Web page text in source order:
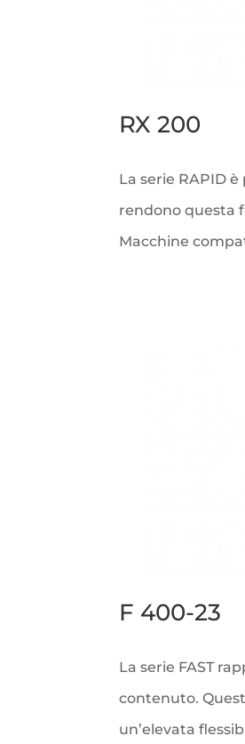
RX 200
La serie RAPID
rendono questa
Macchine
F 400-23
La serie FAST
contenuto.
un’elevata